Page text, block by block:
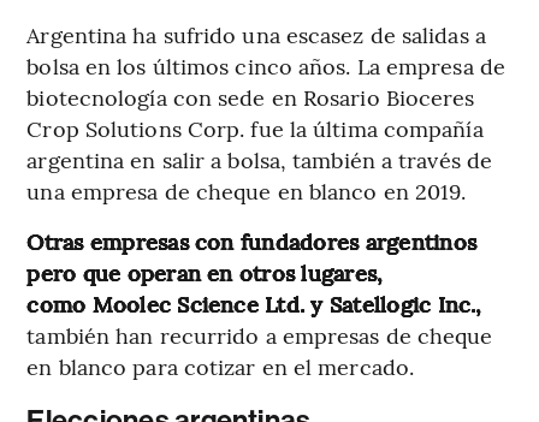
Argentina ha sufrido una escasez de salidas a
bolsa en los últimos cinco años. La empresa de
biotecnología con sede en Rosario Bioceres
Crop Solutions Corp. fue la última compañía
argentina en salir a bolsa, también a través de
una empresa de cheque en blanco en 2019.
Otras empresas con fundadores argentinos
pero que operan en otros lugares,
como Moolec Science Ltd. y Satellogic Inc.,
también han recurrido a empresas de cheque
en blanco para cotizar en el mercado.